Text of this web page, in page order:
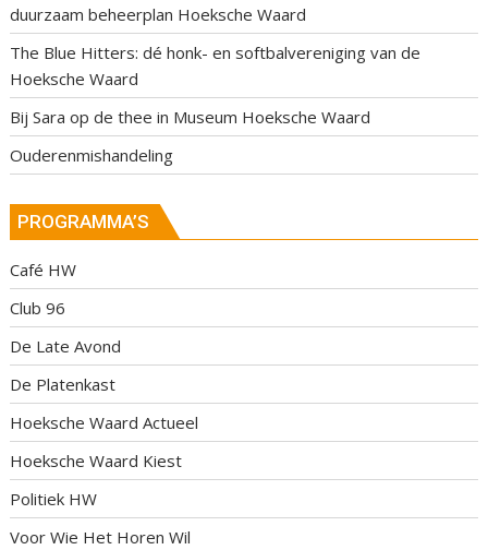
duurzaam beheerplan Hoeksche Waard
The Blue Hitters: dé honk- en softbalvereniging van de
Hoeksche Waard
Bij Sara op de thee in Museum Hoeksche Waard
Ouderenmishandeling
PROGRAMMA’S
Café HW
Club 96
De Late Avond
De Platenkast
Hoeksche Waard Actueel
Hoeksche Waard Kiest
Politiek HW
Voor Wie Het Horen Wil